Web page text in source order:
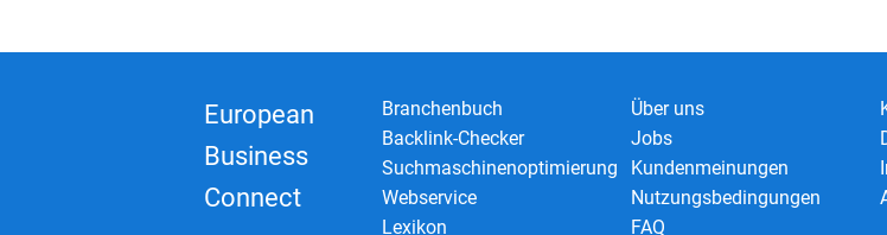
European
Business
Connect
Branchenbuch
Backlink-Checker
Suchmaschinenoptimierung
Webservice
Lexikon
Über uns
Jobs
Kundenmeinungen
Nutzungsbedingungen
FAQ